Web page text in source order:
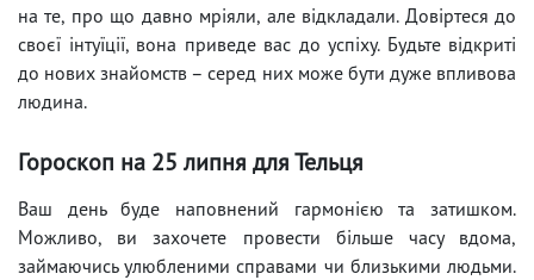
на те, про що давно мріяли, але відкладали. Довіртеся до
своєї інтуїції, вона приведе вас до успіху. Будьте відкриті
до нових знайомств – серед них може бути дуже впливова
людина.
Гороскоп на 25 липня для Тельця
Ваш день буде наповнений гармонією та затишком.
Можливо, ви захочете провести більше часу вдома,
займаючись улюбленими справами чи близькими людьми.